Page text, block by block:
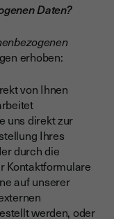
Daten?
erhoben:
von Ihnen
uns direkt zur
Ihres
durch die
Kontaktformulare
auf unserer
werden, oder